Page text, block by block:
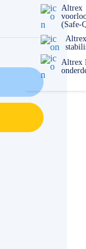
Altrex
(Safe-
Altrex
Altrex